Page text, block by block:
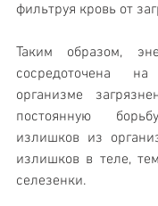
фильтруя кровь от
Таким образом,
сосредоточена
организме
постоянную
излишков из
излишков в теле,
селезенки.